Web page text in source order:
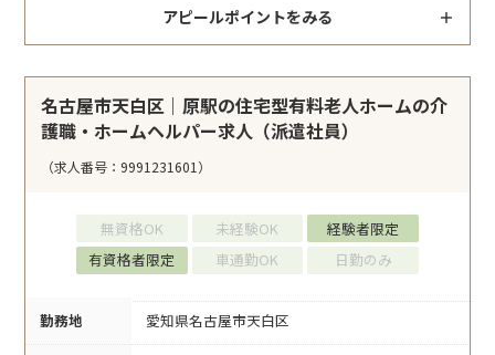
アピールポイントをみる
名古屋市天白区｜原駅の住宅型有料老人ホームの介
護職・ホームヘルパー求人（派遣社員）
（求人番号：9991231601）
無資格OK 未経験OK
経験者限定
有資格者限定
車通勤OK 日勤のみ
勤務地 愛知県名古屋市天白区